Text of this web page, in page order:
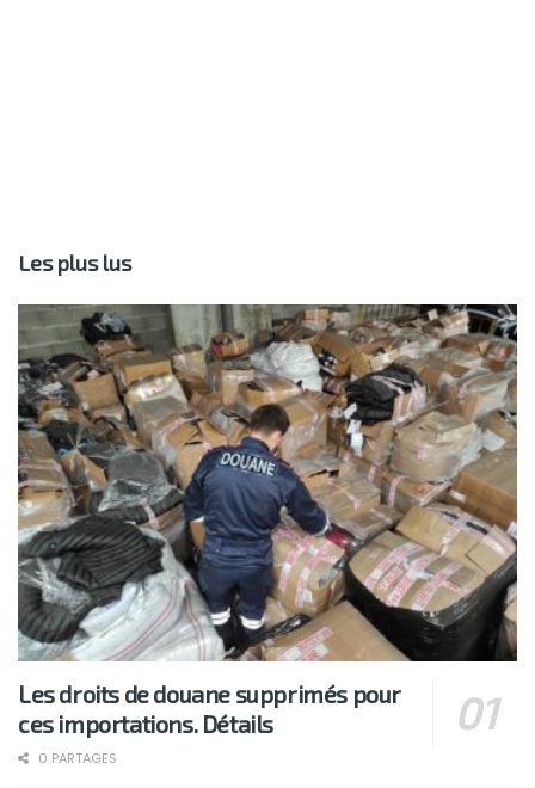
Les plus lus
Les droits de douane supprimés pour
ces importations. Détails
0 PARTAGES